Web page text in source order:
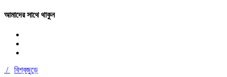
আমাদের সাথে থাকুন
/ বিশ্বজুড়ে